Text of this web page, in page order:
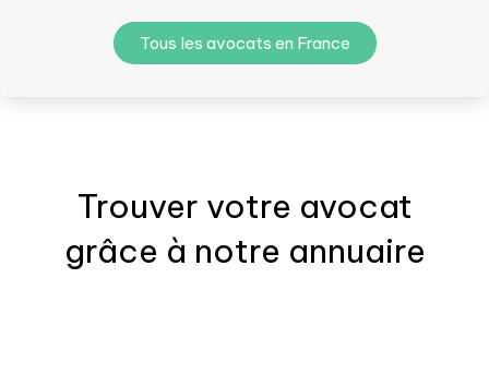
Tous les avocats en France
Trouver votre avocat
grâce à notre annuaire